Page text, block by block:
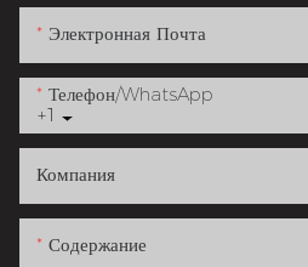
Электронная Почта
+1
Телефон/WhatsApp
Компания
Содержание